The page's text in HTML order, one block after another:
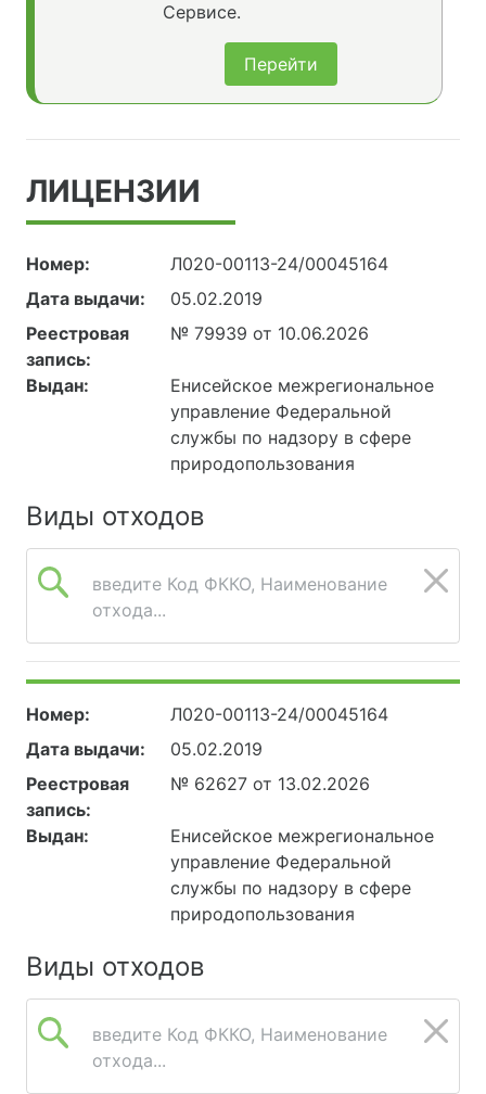
Сервисе.
Перейти
ЛИЦЕНЗИИ
Номер:
Л020-00113-24/00045164
Дата выдачи:
05.02.2019
Реестровая
запись:
№ 79939 от 10.06.2026
Выдан:
Енисейское межрегиональное
управление Федеральной
службы по надзору в сфере
природопользования
Виды отходов
введите Код ФККО, Наименование
отхода...
Номер:
Л020-00113-24/00045164
Дата выдачи:
05.02.2019
Реестровая
запись:
№ 62627 от 13.02.2026
Выдан:
Енисейское межрегиональное
управление Федеральной
службы по надзору в сфере
природопользования
Виды отходов
введите Код ФККО, Наименование
отхода...